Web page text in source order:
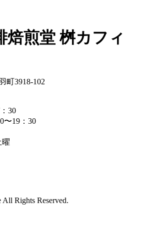
焙煎堂 桝カフィ
町3918-102
30
〜19：30
曜
Rights Reserved.